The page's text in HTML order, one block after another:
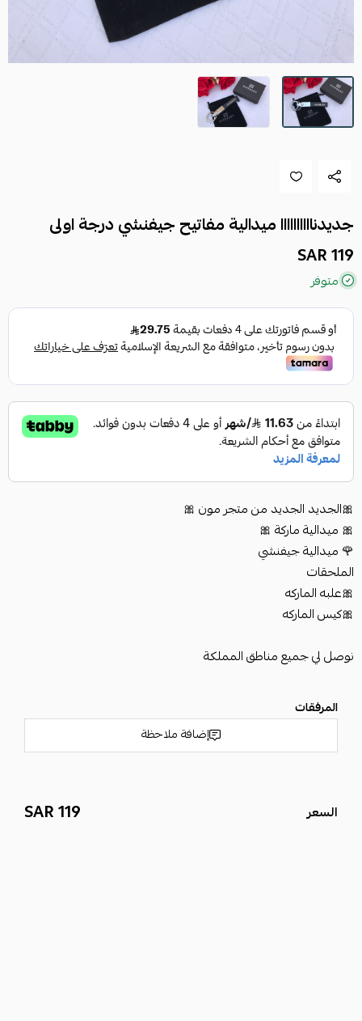
جديدناااااااااا ميدالية مفاتيح جيفنشي درجة اولى
119 SAR
متوفر
🎀الجديد الجديد من متجر مون 🎀
🎀 ميدالية ماركة 🎀
🌹 ميدالية جيفنشي
الملحقات
🎀علبه الماركه
🎀كيس الماركه
نوصل لي جميع مناطق المملكة
المرفقات
إضافة ملاحظة
السعر 119 SAR